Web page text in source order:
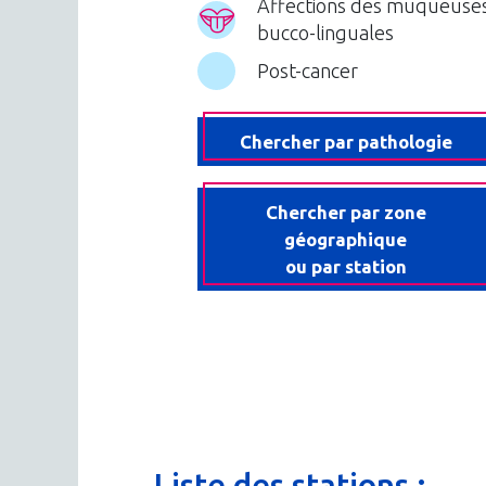
Affections des
bucco-linguales
Post-cancer
Chercher par pathologie
Chercher par zone
géographique
ou par station